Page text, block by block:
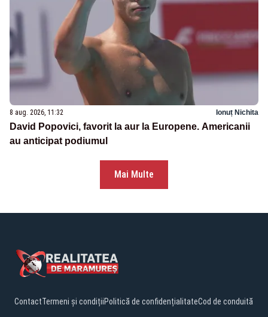
8 aug. 2026, 11:32 Ionuț Nichita
David Popovici, favorit la aur la Europene. Americanii
au anticipat podiumul
Mai Multe
ContactTermeni și condițiiPolitică de confidențialitateCod de conduită